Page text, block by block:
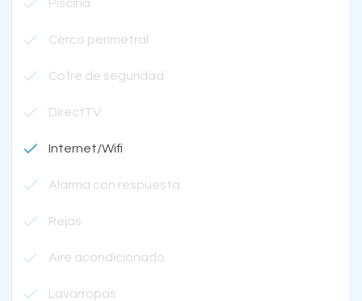
Piscina
Cerco perimetral
Cofre de seguridad
DirectTV
Internet/Wifi
Alarma con respuesta
Rejas
Aire acondicionado
Lavarropas